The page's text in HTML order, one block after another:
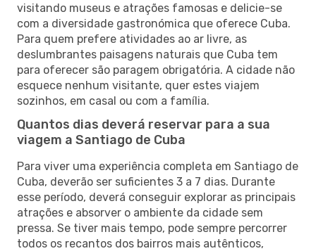
visitando museus e atrações famosas e delicie-se
com a diversidade gastronómica que oferece Cuba.
Para quem prefere atividades ao ar livre, as
deslumbrantes paisagens naturais que Cuba tem
para oferecer são paragem obrigatória. A cidade não
esquece nenhum visitante, quer estes viajem
sozinhos, em casal ou com a família.
Quantos dias deverá reservar para a sua
viagem a Santiago de Cuba
Para viver uma experiência completa em Santiago de
Cuba, deverão ser suficientes 3 a 7 dias. Durante
esse período, deverá conseguir explorar as principais
atrações e absorver o ambiente da cidade sem
pressa. Se tiver mais tempo, pode sempre percorrer
todos os recantos dos bairros mais autênticos,